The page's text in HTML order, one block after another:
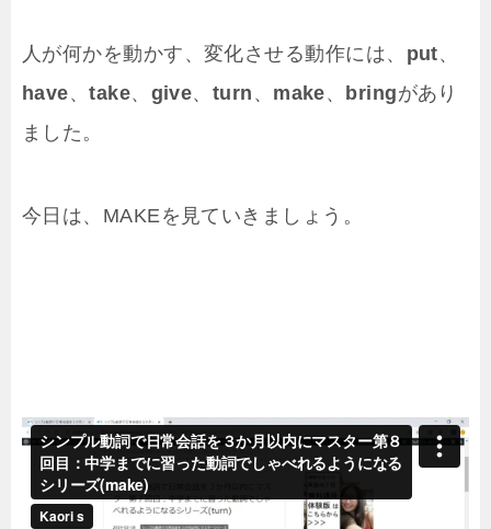
人が何かを動かす、変化させる動作には、 put、
have、take、 give、 turn 、 make、 bringがあり
ました。
今日は、MAKEを見ていきましょう。